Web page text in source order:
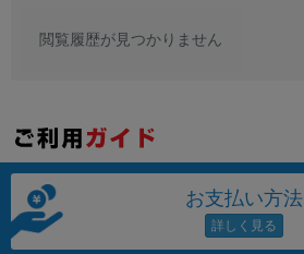
閲覧履歴が見つかりません
お支払い方法